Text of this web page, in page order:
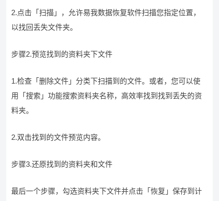
2.点击「扫描」，允许易我数据恢复软件扫描您指定位置，
以找回丢失文件夹。
步骤2.预览找到的资料夹下文件
1.检查「删除文件」分类下扫描到的文件。或者，您可以使
用「搜索」功能搜索资料夹名称，高效率找到找到丢失的资
料夹。
2.双击找到的文件预览内容。
步骤3.还原找到的资料夹和文件
最后一个步骤，勾选资料夹下文件并点击「恢复」保存到计